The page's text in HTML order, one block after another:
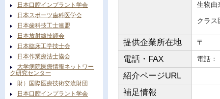
生物
クラ
提供企業所在地 〒
電話・FAX 電
紹介ページURL
補足情報
日本口腔インプラント学会
日本スポーツ歯科医学会
日本歯科技工士連盟
日本放射線技師会
日本臨床工学技士会
日本作業療法士協会
大学病院医療情報ネットワー
ク研究センター
財）国際医療技術交流財団
日本口腔インプラント学会